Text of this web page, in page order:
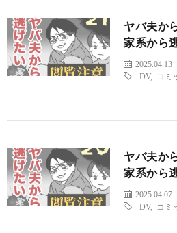
ヤバ夫か
家系から
2025.04.13
DV, コミ
ヤバ夫か
家系から
2025.04.07
DV, コミ